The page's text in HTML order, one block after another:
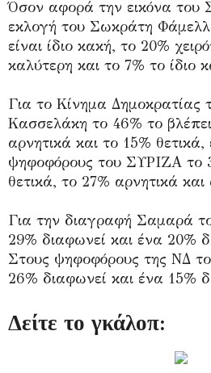
Όσον αφορά την εικόνα του
εκλογή του Σωκράτη
είναι ίδιο κακή, το 20%
καλύτερη και το 7% το ίδιο
Για το Κίνημα Δημοκρατίας
Κασσελάκη το 46% το
αρνητικά και το 15%
ψηφοφόρους του ΣΥΡΙΖΑ το
θετικά, το 27% αρνητικά
Για την διαγραφή Σαμαρά
29% διαφωνεί και ένα 20%
Στους ψηφοφόρους της ΝΔ
26% διαφωνεί και ένα 15%
Δείτε το γκάλοπ: